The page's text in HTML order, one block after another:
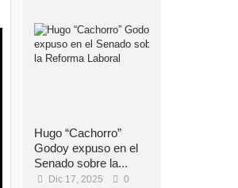
Hugo “Cachorro”
Godoy expuso en el
Senado sobre la...
Dic 17, 2025 0